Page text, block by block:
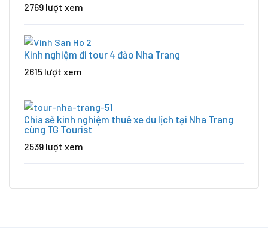
2769 lượt xem
Kinh nghiệm đi tour 4 đảo Nha Trang
2615 lượt xem
Chia sẻ kinh nghiệm thuê xe du lịch tại Nha Trang
cùng TG Tourist
2539 lượt xem